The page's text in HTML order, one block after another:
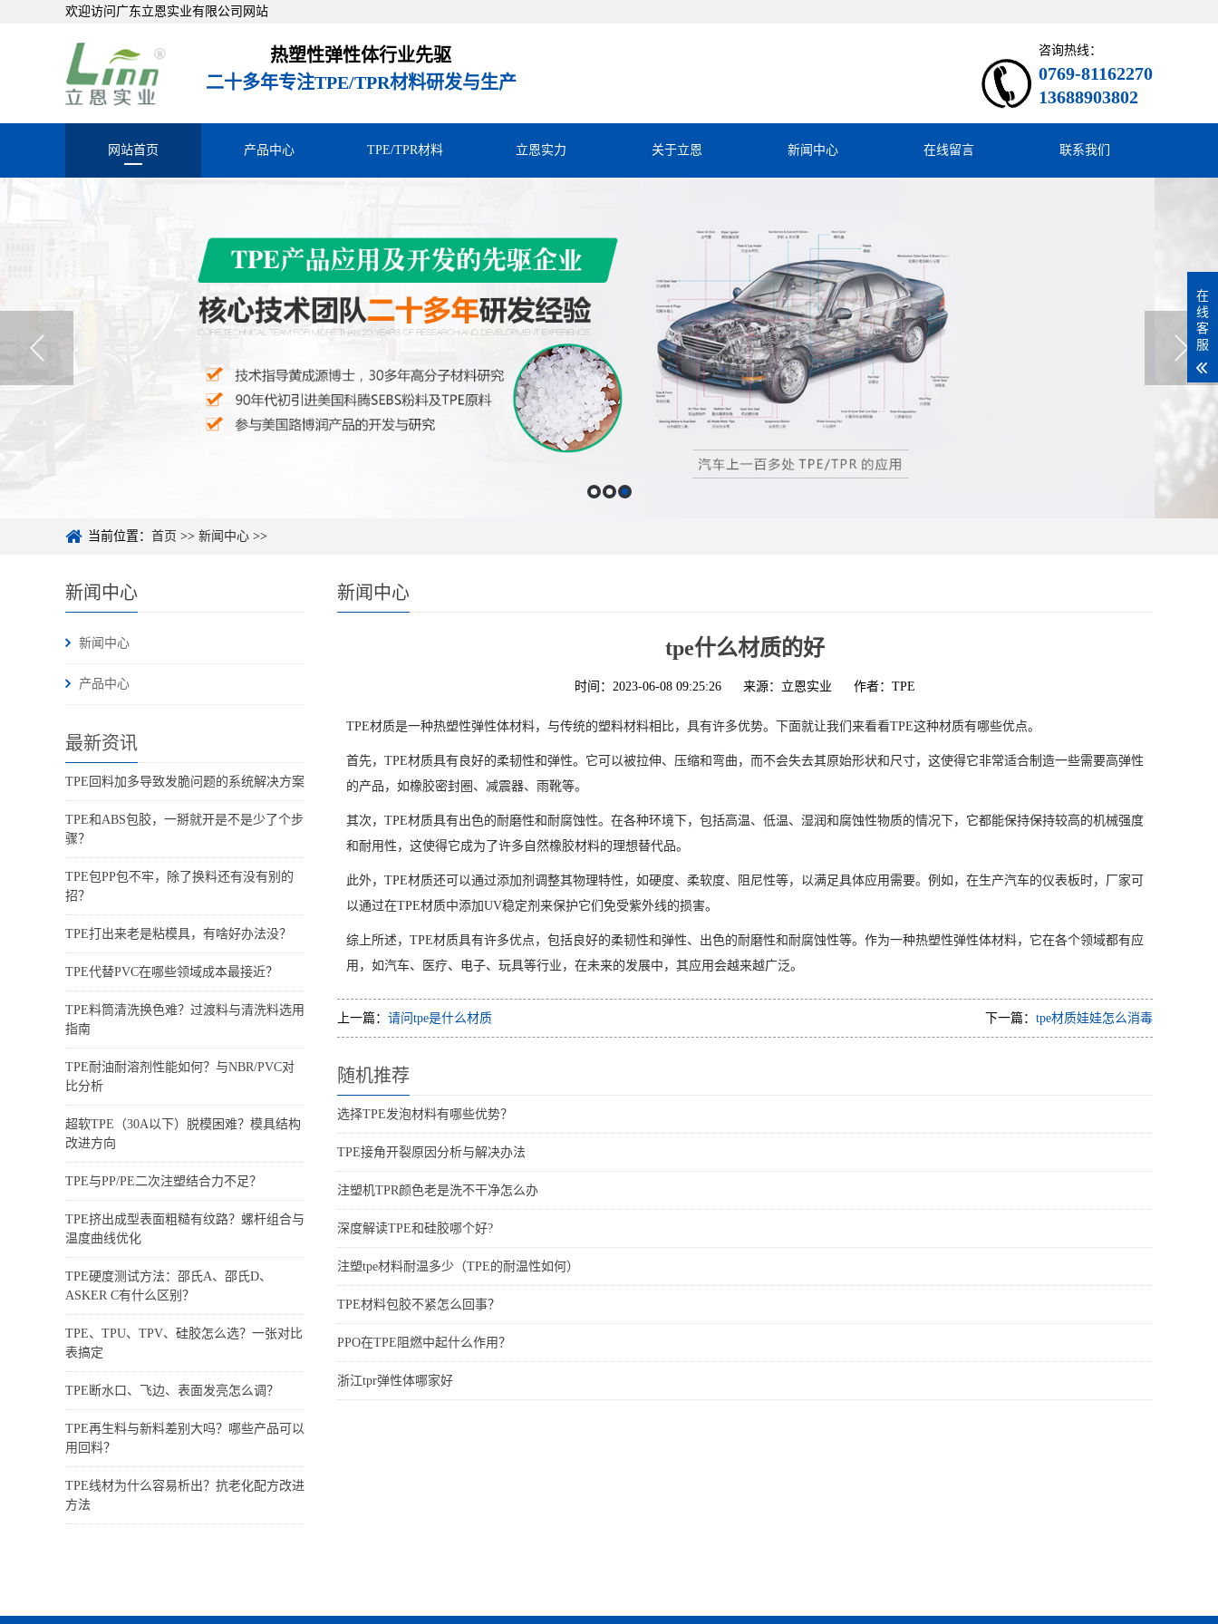
欢迎访问广东立恩实业有限公司网站
热塑性弹性体行业先驱
二十多年专注TPE/TPR材料研发与生产
咨询热线：
0769-81162270
13688903802
网站首页 产品中心 TPE/TPR材料 立恩实力 关于立恩 新闻中心 在线留言 联系我们
当前位置： 首页 >> 新闻中心 >>
新闻中心
新闻中心
产品中心
最新资讯
TPE回料加多导致发脆问题的系统解决方案
TPE和ABS包胶，一掰就开是不是少了个步
骤？
TPE包PP包不牢，除了换料还有没有别的
招？
TPE打出来老是粘模具，有啥好办法没？
TPE代替PVC在哪些领域成本最接近？
TPE料筒清洗换色难？过渡料与清洗料选用
指南
TPE耐油耐溶剂性能如何？与NBR/PVC对
比分析
超软TPE（30A以下）脱模困难？模具结构
改进方向
TPE与PP/PE二次注塑结合力不足？
TPE挤出成型表面粗糙有纹路？螺杆组合与
温度曲线优化
TPE硬度测试方法：邵氏A、邵氏D、
ASKER C有什么区别？
TPE、TPU、TPV、硅胶怎么选？一张对比
表搞定
TPE断水口、飞边、表面发亮怎么调？
TPE再生料与新料差别大吗？哪些产品可以
用回料？
TPE线材为什么容易析出？抗老化配方改进
方法
新闻中心
tpe什么材质的好
时间：2023-06-08 09:25:26 来源：立恩实业 作者：TPE
TPE材质是一种热塑性弹性体材料，与传统的塑料材料相比，具有许多优势。下面就让我们来看看TPE这种材质有哪些优点。
首先，TPE材质具有良好的柔韧性和弹性。它可以被拉伸、压缩和弯曲，而不会失去其原始形状和尺寸，这使得它非常适合制造一些需要高弹性
的产品，如橡胶密封圈、减震器、雨靴等。
其次，TPE材质具有出色的耐磨性和耐腐蚀性。在各种环境下，包括高温、低温、湿润和腐蚀性物质的情况下，它都能保持保持较高的机械强度
和耐用性，这使得它成为了许多自然橡胶材料的理想替代品。
此外，TPE材质还可以通过添加剂调整其物理特性，如硬度、柔软度、阻尼性等，以满足具体应用需要。例如，在生产汽车的仪表板时，厂家可
以通过在TPE材质中添加UV稳定剂来保护它们免受紫外线的损害。
综上所述，TPE材质具有许多优点，包括良好的柔韧性和弹性、出色的耐磨性和耐腐蚀性等。作为一种热塑性弹性体材料，它在各个领域都有应
用，如汽车、医疗、电子、玩具等行业，在未来的发展中，其应用会越来越广泛。
上一篇： 请问tpe是什么材质 下一篇： tpe材质娃娃怎么消毒
随机推荐
选择TPE发泡材料有哪些优势？
TPE接角开裂原因分析与解决办法
注塑机TPR颜色老是洗不干净怎么办
深度解读TPE和硅胶哪个好?
注塑tpe材料耐温多少（TPE的耐温性如何）
TPE材料包胶不紧怎么回事？
PPO在TPE阻燃中起什么作用？
浙江tpr弹性体哪家好
在
线
客
服